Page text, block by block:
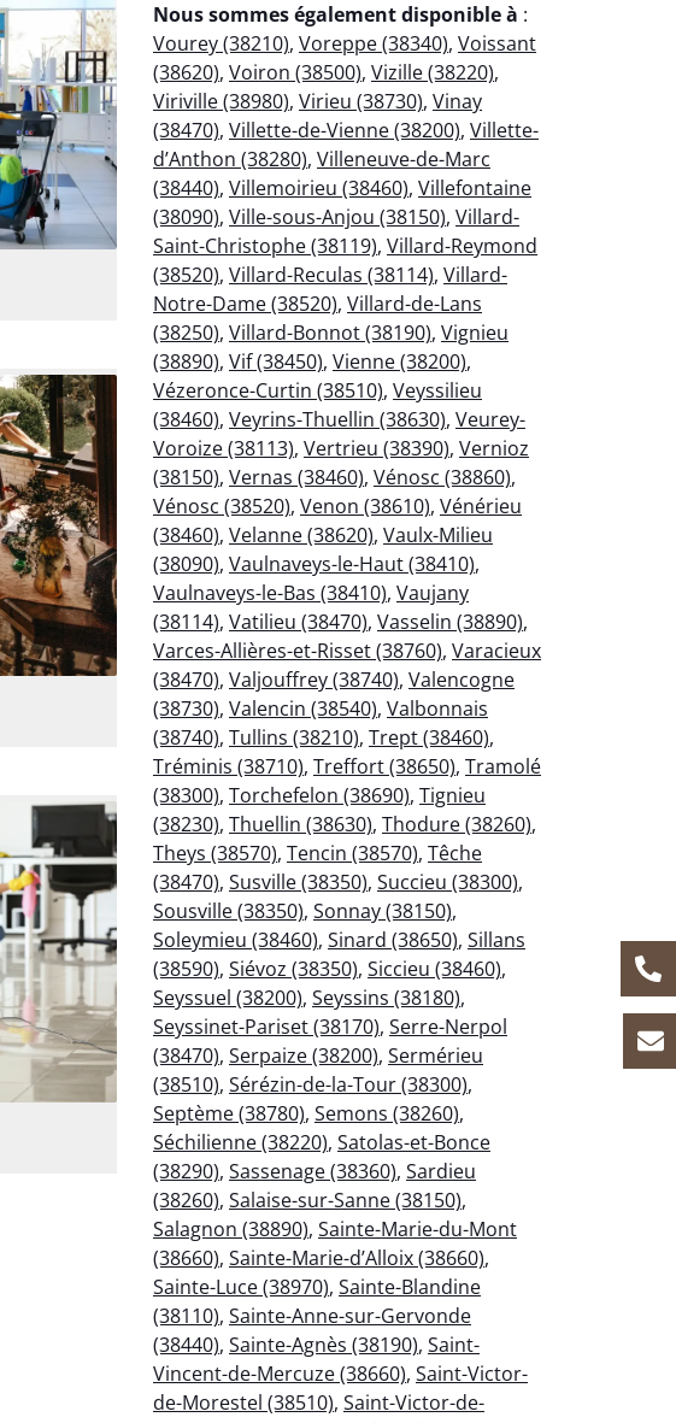
Nous sommes également disponible à :
Vourey (38210), Voreppe (38340), Voissant
(38620), Voiron (38500), Vizille (38220),
Viriville (38980), Virieu (38730), Vinay
(38470), Villette-de-Vienne (38200), Villette-
d’Anthon (38280), Villeneuve-de-Marc
(38440), Villemoirieu (38460), Villefontaine
(38090), Ville-sous-Anjou (38150), Villard-
Saint-Christophe (38119), Villard-Reymond
(38520), Villard-Reculas (38114), Villard-
Notre-Dame (38520), Villard-de-Lans
(38250), Villard-Bonnot (38190), Vignieu
(38890), Vif (38450), Vienne (38200),
Vézeronce-Curtin (38510), Veyssilieu
(38460), Veyrins-Thuellin (38630), Veurey-
Voroize (38113), Vertrieu (38390), Vernioz
(38150), Vernas (38460), Vénosc (38860),
Vénosc (38520), Venon (38610), Vénérieu
(38460), Velanne (38620), Vaulx-Milieu
(38090), Vaulnaveys-le-Haut (38410),
Vaulnaveys-le-Bas (38410), Vaujany
(38114), Vatilieu (38470), Vasselin (38890),
Varces-Allières-et-Risset (38760), Varacieux
(38470), Valjouffrey (38740), Valencogne
(38730), Valencin (38540), Valbonnais
(38740), Tullins (38210), Trept (38460),
Tréminis (38710), Treffort (38650), Tramolé
(38300), Torchefelon (38690), Tignieu
(38230), Thuellin (38630), Thodure (38260),
Theys (38570), Tencin (38570), Têche
(38470), Susville (38350), Succieu (38300),
Sousville (38350), Sonnay (38150),
Soleymieu (38460), Sinard (38650), Sillans
(38590), Siévoz (38350), Siccieu (38460),
Seyssuel (38200), Seyssins (38180),
Seyssinet-Pariset (38170), Serre-Nerpol
(38470), Serpaize (38200), Sermérieu
(38510), Sérézin-de-la-Tour (38300),
Septème (38780), Semons (38260),
Séchilienne (38220), Satolas-et-Bonce
(38290), Sassenage (38360), Sardieu
(38260), Salaise-sur-Sanne (38150),
Salagnon (38890), Sainte-Marie-du-Mont
(38660), Sainte-Marie-d’Alloix (38660),
Sainte-Luce (38970), Sainte-Blandine
(38110), Sainte-Anne-sur-Gervonde
(38440), Sainte-Agnès (38190), Saint-
Vincent-de-Mercuze (38660), Saint-Victor-
de-Morestel (38510), Saint-Victor-de-